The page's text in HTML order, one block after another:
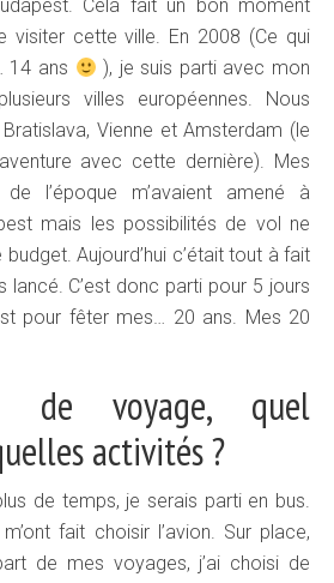
Cela fait un bon moment
visiter cette ville. En 2008 (Ce qui
14 ans
), je suis parti avec mon
villes européennes. Nous
Vienne et Amsterdam (le
avec cette dernière). Mes
l’époque m’avaient amené à
mais les possibilités de vol ne
Aujourd’hui c’était tout à fait
lancé. C’est donc parti pour 5 jours
pour fêter mes… 20 ans. Mes 20
de voyage, quel
activités ?
de temps, je serais parti en bus.
fait choisir l’avion. Sur place,
de mes voyages, j’ai choisi de